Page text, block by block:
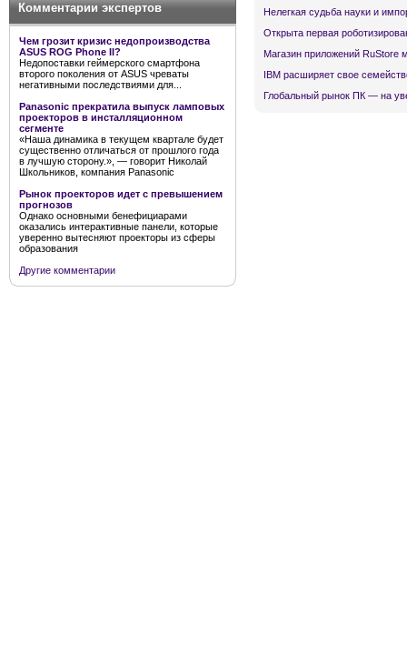
Комментарии экспертов
Чем грозит кризис недопроизводства
ASUS ROG Phone II?
Недопоставки геймерского смартфона
второго поколения от ASUS чреваты
негативными последствиями для...
Panasonic прекратила выпуск ламповых
проекторов в инсталляционном
сегменте
«Наша динамика в текущем квартале будет
существенно отличаться от прошлого года
в лучшую сторону.», — говорит Николай
Школьников, компания Panasonic
Рынок проекторов идет с превышением
прогнозов
Однако основными бенефициарами
оказались интерактивные панели, которые
уверенно вытесняют проекторы из сферы
образования
Другие комментарии
Нелегкая судьба науки и
Открыта первая
Магазин приложений RuStore
IBM расширяет свое
Глобальный рынок ПК — на